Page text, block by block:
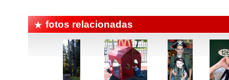
fotos relacionadas